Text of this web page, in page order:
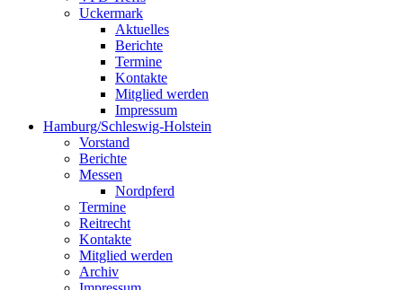
Uckermark
Aktuelles
Berichte
Termine
Kontakte
Mitglied werden
Impressum
Hamburg/Schleswig-Holstein
Vorstand
Berichte
Messen
Nordpferd
Termine
Reitrecht
Kontakte
Mitglied werden
Archiv